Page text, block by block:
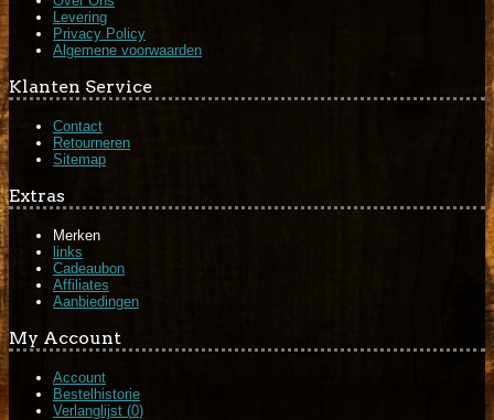
Levering
Privacy Policy
Algemene voorwaarden
Klanten Service
Contact
Retourneren
Sitemap
Extras
Merken
links
Cadeaubon
Affiliates
Aanbiedingen
My Account
Account
Bestelhistorie
Verlanglijst (0)